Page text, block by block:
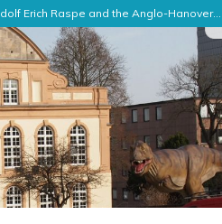
Laura Tarkka-Robinson: ”Rudolf Erich Raspe and the Anglo-Hanoverian Enlightenment”
seurain valtuuskunta.